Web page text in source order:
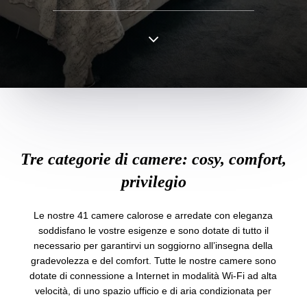
Tre categorie di camere: cosy, comfort,
privilegio
Le nostre 41 camere calorose e arredate con eleganza
soddisfano le vostre esigenze e sono dotate di tutto il
necessario per garantirvi un soggiorno all’insegna della
gradevolezza e del comfort. Tutte le nostre camere sono
dotate di connessione a Internet in modalità Wi-Fi ad alta
velocità, di uno spazio ufficio e di aria condizionata per